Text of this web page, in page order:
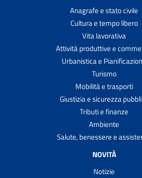
Anagrafe e stato civile
Cultura e tempo libero
Vita lavorativa
Attività produttive e
Urbanistica e
Turismo
Mobilità e trasporti
Giustizia e sicurezza
Tributi e finanze
Ambiente
Salute, benessere e
NOVITÀ
Notizie